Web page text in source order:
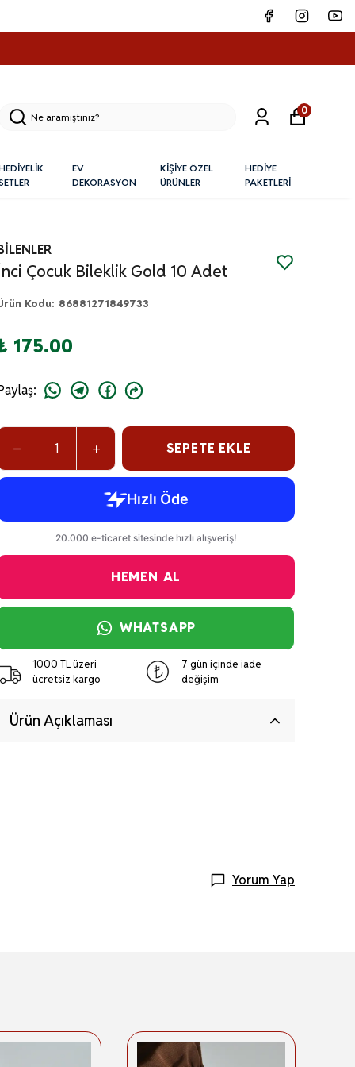
EV
DEKORASYON
KİŞİYE ÖZEL
ÜRÜNLER
HEDİYE
PAKETLERİ
0
Çocuk Bileklik Gold 10 Adet
Kodu: 86881271849733
175.00
:
SEPETE EKLE
HEMEN AL
WHATSAPP
1000 TL üzeri
ücretsiz kargo
7 gün içinde iade
değişim
Ürün Açıklaması
Yorum Yap